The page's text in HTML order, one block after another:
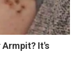
Armpit? It's